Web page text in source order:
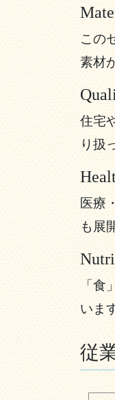
この
素材
住宅
り扱
医療
も展
「
いま
従